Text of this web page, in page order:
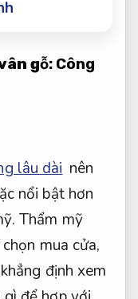
gỗ: Công
lâu dài nên
nổi bật hơn
Thẩm mỹ
mua cửa,
định xem